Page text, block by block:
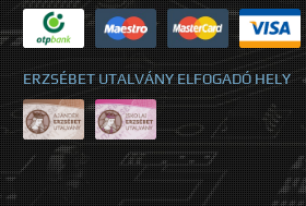
ERZSÉBET UTALVÁNY ELFOGADÓ HELY